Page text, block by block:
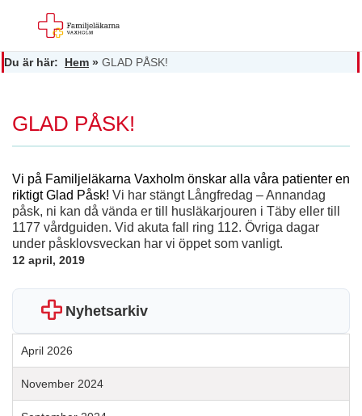
Du är här: Hem » GLAD PÅSK!
GLAD PÅSK!
Vi på Familjeläkarna Vaxholm önskar alla våra patienter en
riktigt Glad Påsk! Vi har stängt Långfredag – Annandag
påsk, ni kan då vända er till husläkarjouren i Täby eller till
1177 vårdguiden. Vid akuta fall ring 112. Övriga dagar
under påsklovsveckan har vi öppet som vanligt.
12 april, 2019
Nyhetsarkiv
April 2026
November 2024